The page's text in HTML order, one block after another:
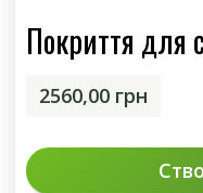
Покриття для
2560,00 грн